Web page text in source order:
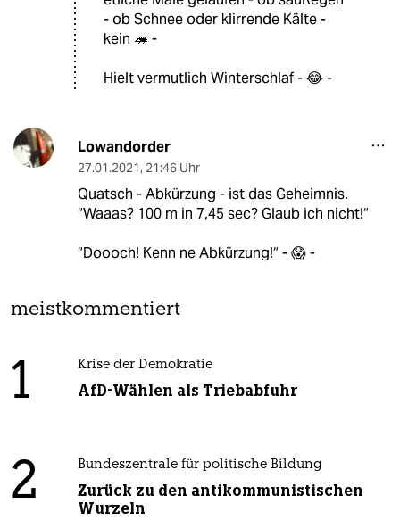
- ob Schnee oder klirrende Kälte -
kein 🦔 -
Hielt vermutlich Winterschlaf - 😂 -
Lowandorder
27.01.2021, 21:46 Uhr
Quatsch - Abkürzung - ist das Geheimnis.
“Waaas? 100 m in 7,45 sec? Glaub ich nicht!“
“Doooch! Kenn ne Abkürzung!“ - 😱 -
meistkommentiert
1 Krise der Demokratie
AfD-Wählen als Triebabfuhr
2 Bundeszentrale für politische Bildung
Zurück zu den antikommunistischen
Wurzeln